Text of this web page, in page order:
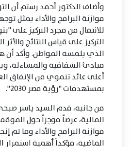
وأضاف الدكتور أحمد رستم أن
موازنة البرامج والأداء يمثل
للانتقال من مجرد التركيز على
التركيز على قياس النتائج
الذي يلمسه المواطن. وأكد أن
مبادئ الشفافية والمساءلة،
أعلى عائد تنموي من الإنفاق
بمستهدفات "رؤية مصر 2030".
من جانبه، قدم السيد ياسر
المالية، عرضاً موجزاً حول
موازنة البرامج والأداء وما تم
الماضية، مؤكداً أهمية استمرار